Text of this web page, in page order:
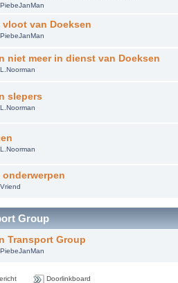
PiebeJanMan
vloot van Doeksen
PiebeJanMan
niet meer in dienst van Doeksen
L.Noorman
slepers
L.Noorman
L.Noorman
onderwerpen
Vriend
Group
Transport Group
PiebeJanMan
Doorlinkboard